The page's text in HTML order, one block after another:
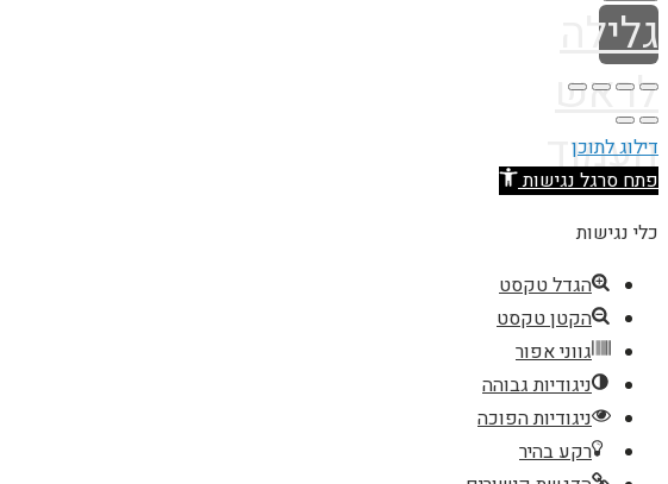
גלילה
לראש
העמוד
דילוג לתוכן
פתח סרגל נגישות
כלי נגישות
הגדל טקסט
הקטן טקסט
גווני אפור
ניגודיות גבוהה
ניגודיות הפוכה
רקע בהיר